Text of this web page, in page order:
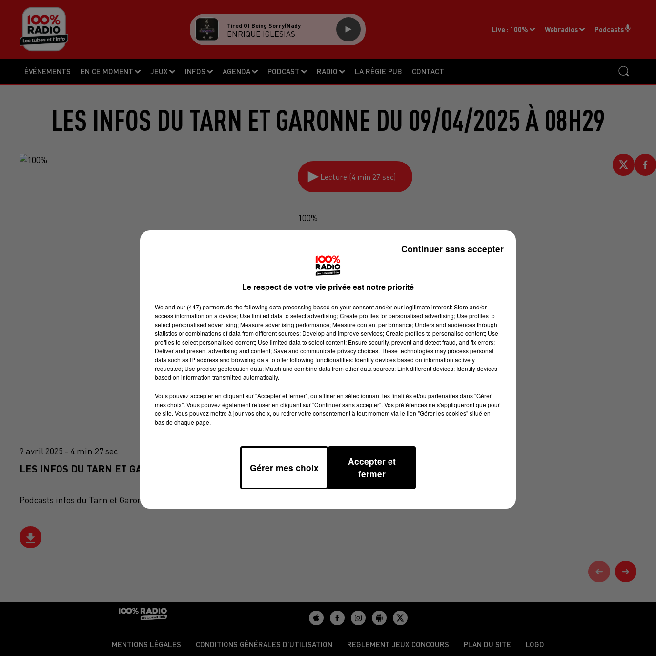
ÉVÉNEMENTS EN CE MOMENT JEUX INFOS AGENDA PODCAST RADIO LA RÉGIE PUB CONTACT
Live : 100% Webradios Podcasts
Tired Of Being Sorry(nady
ENRIQUE IGLESIAS
LES INFOS DU TARN ET GARONNE DU 09/04/2025 À 08H29
Lecture (4 min 27 sec)
100%
9 avril 2025 - 4 min 27 sec
LES INFOS DU TARN ET GARONNE DU 09/04/2025 À 08H29
Podcasts infos du Tarn et Garonne
MENTIONS LÉGALES CONDITIONS GÉNÉRALES D’UTILISATION REGLEMENT JEUX CONCOURS PLAN DU SITE LOGO
Le respect de votre vie privée est notre priorité
We and our (447) partnersdo the following data processing based on your consent and/or our legitimate interest: Store and/or
access information on a device; Use limited data to select advertising; Create profiles for personalised advertising; Use profiles to
select personalised advertising; Measure advertising performance; Measure content performance; Understand audiences through
statistics or combinations of data from different sources; Develop and improve services; Create profiles to personalise content; Use
profiles to select personalised content; Use limited data to select content; Ensure security, prevent and detect fraud, and fix errors;
Deliver and present advertising and content; Save and communicate privacy choices. These technologies may process personal
data such as IP address and browsing data to offer following functionalities: Identify devices based on information actively
requested; Use precise geolocation data; Match and combine data from other data sources; Link different devices; Identify devices
based on information transmitted automatically.
Vous pouvez accepter en cliquant sur "Accepter et fermer", ou affiner en sélectionnant les finalités et/ou partenaires dans "Gérer
mes choix". Vous pouvez également refuser en cliquant sur "Continuer sans accepter". Vos préférences ne s'appliqueront que pour
ce site. Vous pouvez mettre à jour vos choix, ou retirer votre consentement à tout moment via le lien "Gérer les cookies" situé en
bas de chaque page.
Gérer mes choix
Accepter et
fermer
Continuer sans accepter